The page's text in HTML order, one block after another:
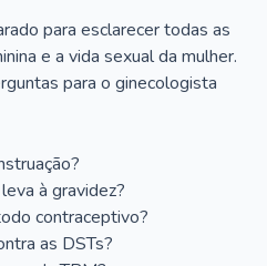
para esclarecer todas as
e a vida sexual da mulher.
para o ginecologista
à gravidez?
contraceptivo?
as DSTs?